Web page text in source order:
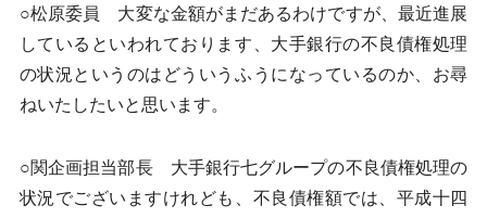
○松原委員 大変な金額がまだあるわけですが、最近進展
しているといわれております、大手銀行の不良債権処理
の状況というのはどういうふうになっているのか、お尋
ねいたしたいと思います。
○関企画担当部長 大手銀行七グループの不良債権処理の
状況でございますけれども、不良債権額では、平成十四